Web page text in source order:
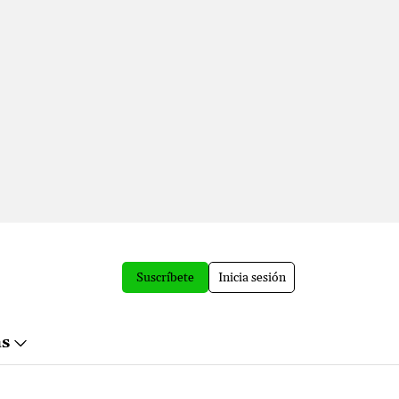
Suscríbete Inicia sesión